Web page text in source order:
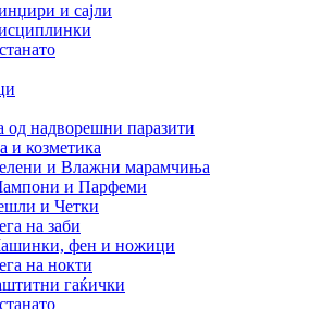
и сајли
од надворешни паразити
и козметика
и Влажни марамчиња
и Парфеми
и Четки
на заби
фен и ножици
на нокти
гаќички